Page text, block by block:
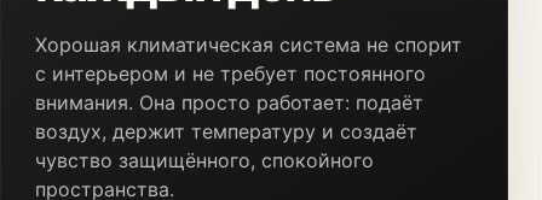
Хорошая климатическая система не спорит
с интерьером и не требует постоянного
внимания. Она просто работает: подаёт
воздух, держит температуру и создаёт
чувство защищённого, спокойного
пространства.